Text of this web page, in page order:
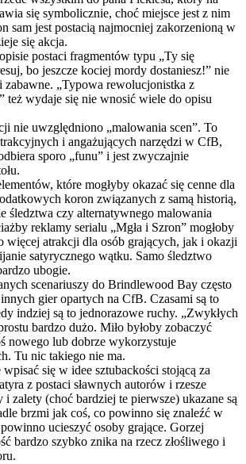
się symbolicznie, choć miejsce jest z nim
sam jest postacią najmocniej zakorzenioną w
się akcja.
postaci fragmentów typu „Ty się
bo jeszcze kociej mordy dostaniesz!” nie
zabawne. „Typowa rewolucjonistka z
też wydaje się nie wnosić wiele do opisu
nie uwzględniono „malowania scen”. To
i angażujących narzędzi w CfB,
sporo „funu” i jest zwyczajnie
które mogłyby okazać się cenne dla
koron związanych z samą historią,
śledztwa czy alternatywnego malowania
reklamy serialu „Mgła i Szron” mogłoby
więcej atrakcji dla osób grających, jak i okazji
satyrycznego wątku. Samo śledztwo
ubogie.
scenariuszy do Brindlewood Bay często
gier opartych na CfB. Czasami są to
indziej są to jednorazowe ruchy. „Zwykłych
bardzo dużo. Miło byłoby zobaczyć
nowego lub dobrze wykorzystuje
Tu nic takiego nie ma.
się w idee sztubackości stojącą za
z postaci sławnych autorów i rzesze
zalety (choć bardziej te pierwsze) ukazane są
brzmi jak coś, co powinno się znaleźć w
ucieszyć osoby grające. Gorzej
bardzo szybko znika na rzecz złośliwego i